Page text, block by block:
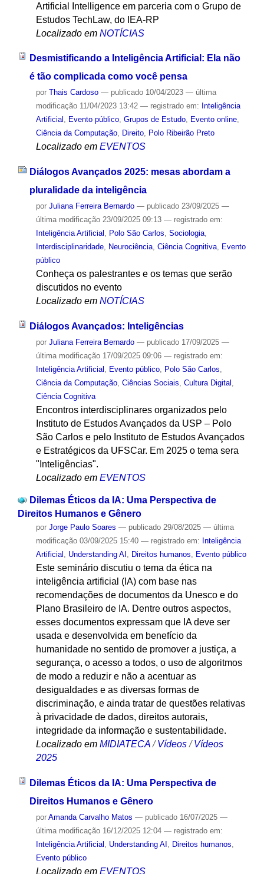
Artificial Intelligence em parceria com o Grupo de
Estudos TechLaw, do IEA-RP
Localizado em NOTÍCIAS
Desmistificando a Inteligência Artificial: Ela não
é tão complicada como você pensa
por Thais Cardoso — publicado10/04/2023 — última
modificação11/04/2023 13:42 — registrado em: Inteligência
Artificial , Evento público, Grupos de Estudo, Evento online,
Ciência da Computação, Direito, Polo Ribeirão Preto
Localizado em EVENTOS
Diálogos Avançados 2025: mesas abordam a
pluralidade da inteligência
por Juliana Ferreira Bernardo — publicado23/09/2025 —
última modificação23/09/2025 09:13 — registrado em:
Inteligência Artificial , Polo São Carlos, Sociologia,
Interdisciplinaridade, Neurociência, Ciência Cognitiva, Evento
público
Conheça os palestrantes e os temas que serão
discutidos no evento
Localizado em NOTÍCIAS
Diálogos Avançados: Inteligências
por Juliana Ferreira Bernardo — publicado17/09/2025 —
última modificação17/09/2025 09:06 — registrado em:
Inteligência Artificial
Evento público, Polo São Carlos
Ciência da Computação, Ciências Sociais Cultura Digital
Ciência Cognitiva
Encontros interdisciplinares organizados pelo
Instituto de Estudos Avançados da USP – Polo
São Carlos e pelo Instituto de Estudos Avançados
e Estratégicos da UFSCar. Em 2025 o tema sera
"Inteligências".
Localizado em EVENTOS
Dilemas Éticos da IA: Uma Perspectiva de
Direitos Humanos e Gênero
por Jorge Paulo Soares — publicado29/08/2025 — última
modificação03/09/2025 15:40 — registrado em: Inteligência
Artificial , Understanding AI , Direitos humanos, Evento público
Este seminário discutiu o tema da ética na
inteligência artificial (IA) com base nas
recomendações de documentos da Unesco e do
Plano Brasileiro de IA. Dentre outros aspectos,
esses documentos expressam que IA deve ser
usada e desenvolvida em benefício da
humanidade no sentido de promover a justiça, a
segurança, o acesso a todos, o uso de algoritmos
de modo a reduzir e não a acentuar as
desigualdades e as diversas formas de
discriminação, e ainda tratar de questões relativas
à privacidade de dados, direitos autorais,
integridade da informação e sustentabilidade.
Localizado em MIDIATECA / Vídeos / Vídeos
2025
Dilemas Éticos da IA: Uma Perspectiva de
Direitos Humanos e Gênero
por Amanda Carvalho Matos — publicado16/07/2025 —
última modificação16/12/2025 12:04 — registrado em:
Inteligência Artificial , Understanding AI , Direitos humanos,
Evento público
Localizado em EVENTOS